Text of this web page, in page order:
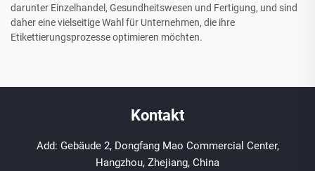
darunter Einzelhandel, Gesundheitswesen und Fertigung, und sind
daher eine vielseitige Wahl für Unternehmen, die ihre
Etikettierungsprozesse optimieren möchten.
Kontakt
Add: Gebäude 2, Dongfang Mao Commercial Center,
Hangzhou, Zhejiang, China